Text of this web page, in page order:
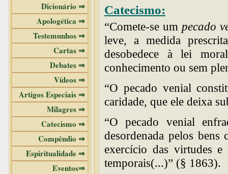
Dicionário ⇒
Apologética ⇒
Testemunhos ⇒
Cartas ⇒
Debates ⇒
Vídeos ⇒
Artigos Especiais ⇒
Milagres ⇒
Catecismo ⇒
Compêndio ⇒
Espiritualidade ⇒
Eventos⇒
Catecismo:
“Comete-se um pecado
leve, a medida
desobedece à lei
conhecimento ou sem
“O pecado venial
caridade, que ele deixa
“O pecado venial
desordenada pelos
exercício das virtudes
temporais(...)” (§ 1863).